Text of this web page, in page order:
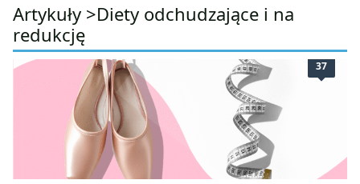
Artykuły >Diety odchudzające i na
redukcję
37